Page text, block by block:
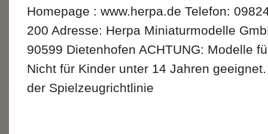
Homepage : www.herpa.de Telefon:
200 Adresse: Herpa Miniaturmodelle
90599 Dietenhofen ACHTUNG: Modelle
Nicht für Kinder unter 14 Jahren
der Spielzeugrichtlinie